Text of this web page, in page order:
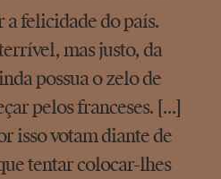
a felicidade do país.
mas justo, da
possua o zelo de
pelos franceses. [...]
isso votam diante de
tentar colocar-lhes